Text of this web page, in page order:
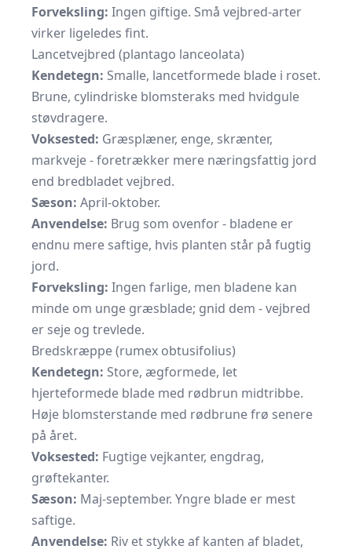
Forveksling: Ingen giftige. Små vejbred-arter
virker ligeledes fint.
Lancetvejbred (plantago lanceolata)
Kendetegn: Smalle, lancetformede blade i roset.
Brune, cylindriske blomsteraks med hvidgule
støvdragere.
Voksested: Græsplæner, enge, skrænter,
markveje - foretrækker mere næringsfattig jord
end bredbladet vejbred.
Sæson: April-oktober.
Anvendelse: Brug som ovenfor - bladene er
endnu mere saftige, hvis planten står på fugtig
jord.
Forveksling: Ingen farlige, men bladene kan
minde om unge græsblade; gnid dem - vejbred
er seje og trevlede.
Bredskræppe (rumex obtusifolius)
Kendetegn: Store, ægformede, let
hjerteformede blade med rødbrun midtribbe.
Høje blomsterstande med rødbrune frø senere
på året.
Voksested: Fugtige vejkanter, engdrag,
grøftekanter.
Sæson: Maj-september. Yngre blade er mest
saftige.
Anvendelse: Riv et stykke af kanten af bladet,